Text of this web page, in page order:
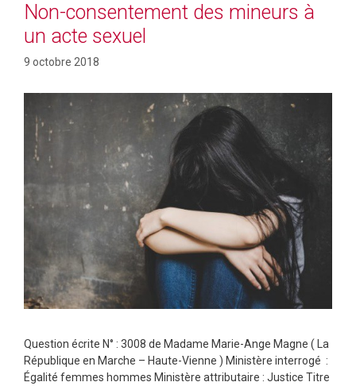
Non-consentement des mineurs à
un acte sexuel
9 octobre 2018
Question écrite N° : 3008 de Madame Marie-Ange Magne ( La
République en Marche – Haute-Vienne ) Ministère interrogé :
Égalité femmes hommes Ministère attributaire : Justice Titre